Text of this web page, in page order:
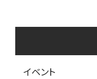
イベント